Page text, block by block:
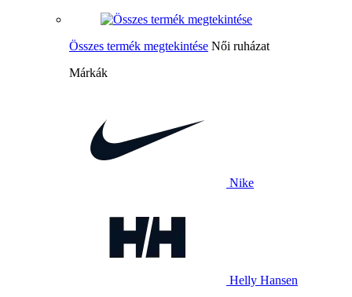
Összes termék megtekintése Női ruházat
Márkák
Nike
Helly Hansen